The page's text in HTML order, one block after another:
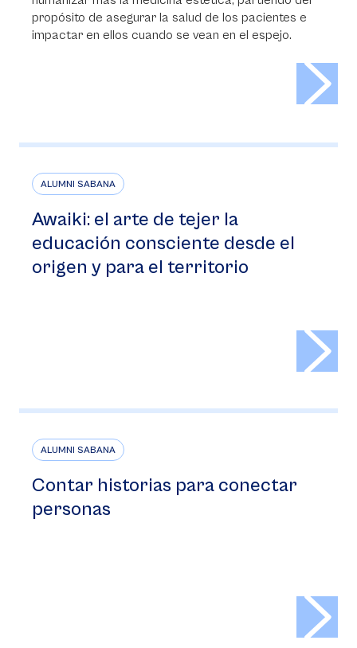
propósito de asegurar la salud de los pacientes e
impactar en ellos cuando se vean en el espejo.
ALUMNI SABANA
Awaiki: el arte de tejer la
educación consciente desde el
origen y para el territorio
ALUMNI SABANA
Contar historias para conectar
personas